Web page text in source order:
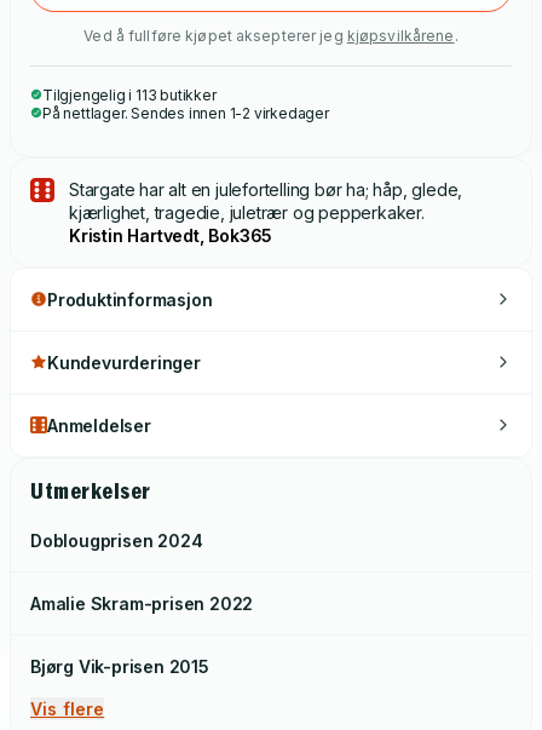
Ved å fullføre kjøpet aksepterer jeg kjøpsvilkårene .
Tilgjengelig i 113 butikker
På nettlager. Sendes innen 1-2 virkedager
Stargate har alt en julefortelling bør ha; håp, glede,
kjærlighet, tragedie, juletrær og pepperkaker.
Kristin Hartvedt, Bok365
Produktinformasjon
Kundevurderinger
Anmeldelser
Utmerkelser
Doblougprisen 2024
Amalie Skram-prisen 2022
Bjørg Vik-prisen 2015
Vis flere